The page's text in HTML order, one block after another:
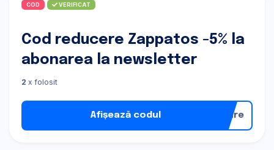
COD VERIFICAT
Cod reducere Zappatos -5% la
abonarea la newsletter
2 x folosit
Afișează codul nare